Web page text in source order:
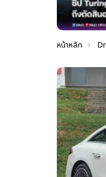
คุณอยู่ที่นี่:
หน้าหลัก